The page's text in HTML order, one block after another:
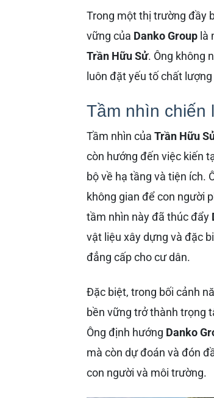
Trong một thị trường đầy
vững của Danko Group là
Trần Hữu Sử. Ông không
luôn đặt yếu tố chất
Tầm nhìn chiến
Tầm nhìn của Trần Hữu
còn hướng đến việc kiến
bộ về hạ tầng và tiện ích.
không gian để con người
tầm nhìn này đã thúc đẩy
vật liệu xây dựng và đặc
đẳng cấp cho cư dân.
Đặc biệt, trong bối cảnh
bền vững trở thành trọng
Ông định hướng Danko
mà còn dự đoán và đón
con người và môi trường.